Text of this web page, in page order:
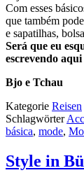
Com esses
que também
e sapatilhas,
Será que eu
escrevendo
Bjo e Tchau
Kategorie Reisen
Schlagwörter
básica, mode,
Style in